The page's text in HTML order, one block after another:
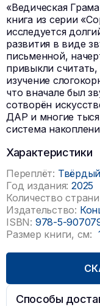
«Ведическая
книга из серии
исследуется
развития в виде
письменной,
привыкли
изучение
что вначале был
сотворён
ДАР и многие
система
Характеристики
Переплёт: Твёрдый
Год издания: 2025
Количество
Издательство:
ISBN: 978-5-
Размер книги, см:
Способы